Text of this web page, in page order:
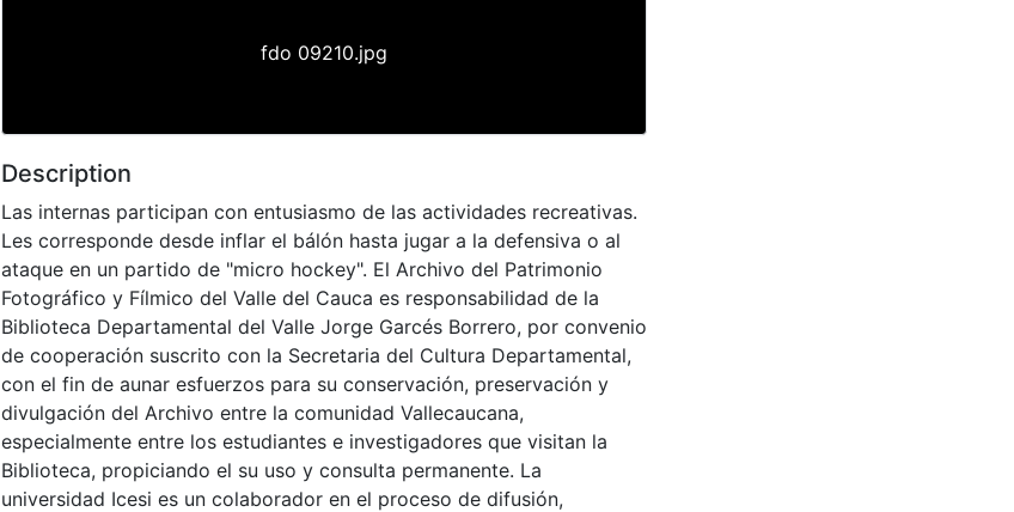
fdo 09210.jpg
Description
Las internas participan con entusiasmo de las actividades recreativas.
Les corresponde desde inflar el bálón hasta jugar a la defensiva o al
ataque en un partido de "micro hockey". El Archivo del Patrimonio
Fotográfico y Fílmico del Valle del Cauca es responsabilidad de la
Biblioteca Departamental del Valle Jorge Garcés Borrero, por convenio
de cooperación suscrito con la Secretaria del Cultura Departamental,
con el fin de aunar esfuerzos para su conservación, preservación y
divulgación del Archivo entre la comunidad Vallecaucana,
especialmente entre los estudiantes e investigadores que visitan la
Biblioteca, propiciando el su uso y consulta permanente. La
universidad Icesi es un colaborador en el proceso de difusión,